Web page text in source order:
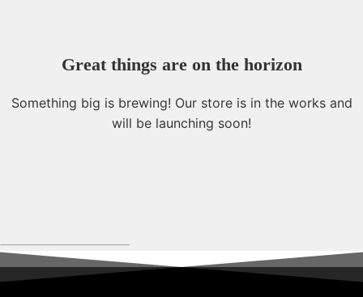
Great things are on the horizon
Something big is brewing! Our store is in the works and
will be launching soon!